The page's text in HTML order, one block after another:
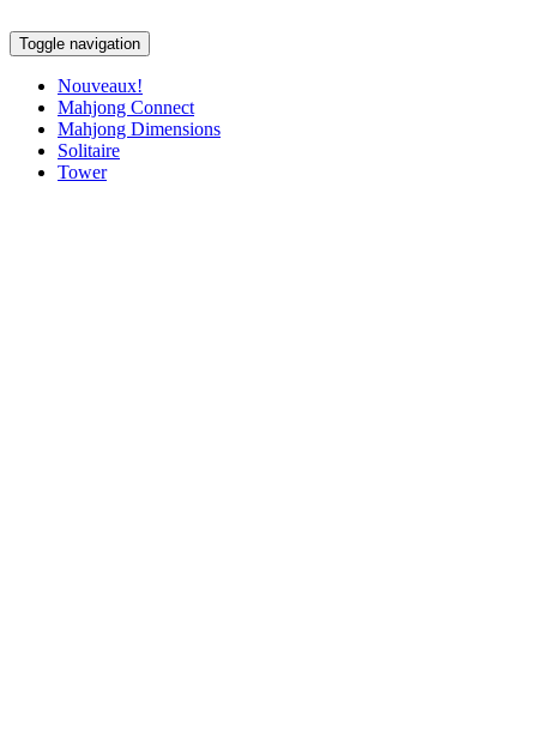
Toggle navigation
Nouveaux!
Mahjong Connect
Mahjong Dimensions
Solitaire
Tower